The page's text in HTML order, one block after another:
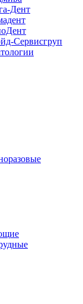
Дент
Сервисгруп